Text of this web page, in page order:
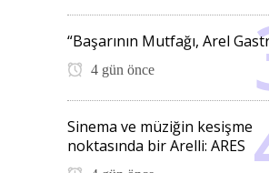
“Başarının Mutfağı, Arel
4 gün önce
Sinema ve müziğin kesişme
noktasında bir Arelli: ARES